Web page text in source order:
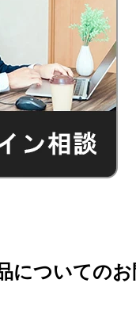
についての